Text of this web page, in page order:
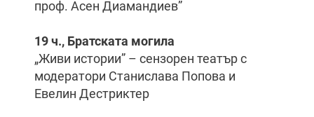
проф. Асен Диамандиев”
19 ч., Братската могила
„Живи истории” – сензорен театър с
модератори Станислава Попова и
Евелин Дестриктер